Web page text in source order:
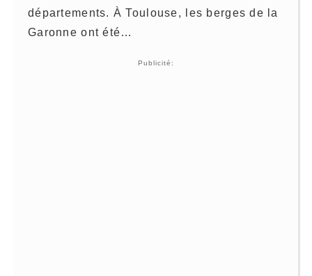
départements. ÀToulouse, les berges de la
Garonne ont été…
Publicité: